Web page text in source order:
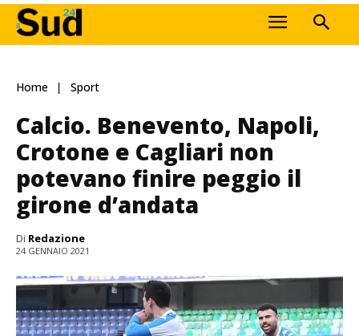
Home Sport
Calcio. Benevento, Napoli,
Crotone e Cagliari non
potevano finire peggio il
girone d’andata
Di Redazione
24 GENNAIO 2021